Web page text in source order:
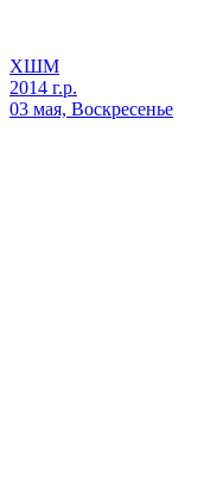
ХШМ
2014 г.р.
03 мая, Воскресенье